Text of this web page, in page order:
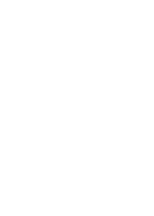
یکی از بهترین برندهایی که
زمینه‌های نوآوری و
هدفون‌ های بلوتوثی،